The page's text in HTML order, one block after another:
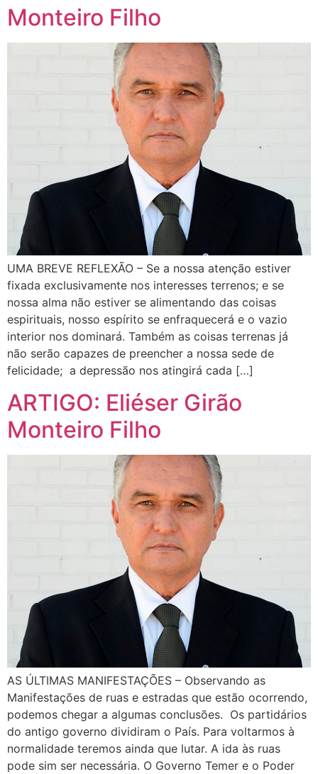
Monteiro Filho
UMA BREVE REFLEXÃO – Se a nossa atenção estiver
fixada exclusivamente nos interesses terrenos; e se
nossa alma não estiver se alimentando das coisas
espirituais, nosso espírito se enfraquecerá e o vazio
interior nos dominará. Também as coisas terrenas já
não serão capazes de preencher a nossa sede de
felicidade; a depressão nos atingirá cada […]
ARTIGO: Eliéser Girão
Monteiro Filho
AS ÚLTIMAS MANIFESTAÇÕES – Observando as
Manifestações de ruas e estradas que estão ocorrendo,
podemos chegar a algumas conclusões. Os partidários
do antigo governo dividiram o País. Para voltarmos à
normalidade teremos ainda que lutar. A ida às ruas
pode sim ser necessária. O Governo Temer e o Poder